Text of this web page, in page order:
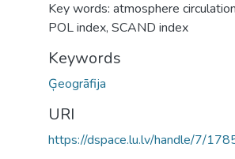
Key words: atmosphere
POL index, SCAND index
Keywords
Ģeogrāfija
URI
https://dspace.lu.lv/handle/7/